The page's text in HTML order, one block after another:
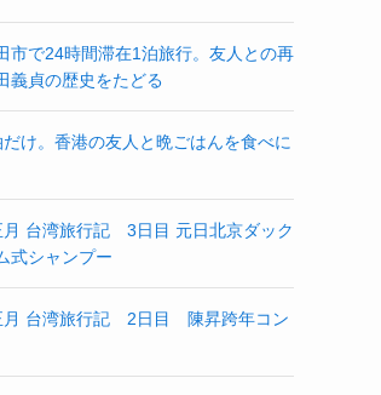
市で24時間滞在1泊旅行。友人との再
義貞の歴史をたどる
け。香港の友人と晩ごはんを食べに
月 台湾旅行記 3日目 元日北京ダック
式シャンプー
月 台湾旅行記 2日目 陳昇跨年コン